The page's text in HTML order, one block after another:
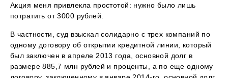
Акция меня привлекла простотой: нужно было лишь
потратить от 3000 рублей.
В частности, суд взыскал солидарно с трех компаний по
одному договору об открытии кредитной линии, который
был заключен в апреле 2013 года, основной долг в
размере 885,7 млн рублей и проценты, а по еще одному